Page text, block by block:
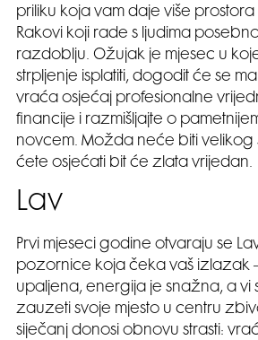
priliku koja vam daje više
Rakovi koji rade s ljudima
razdoblju. Ožujak je mjesec u
strpljenje isplatiti, dogodit će se
vraća osjećaj profesionalne
financije i razmišljajte o
novcem. Možda neće biti velikog
ćete osjećati bit će zlata vrijedan.
Lav
Prvi mjeseci godine otvaraju se
pozornice koja čeka vaš izlazak
upaljena, energija je snažna, a vi
zauzeti svoje mjesto u centru
siječanj donosi obnovu strasti: